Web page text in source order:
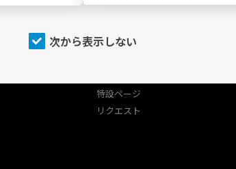
PLAYING）
プログラム
特設ページ
リクエスト
次から表示しない